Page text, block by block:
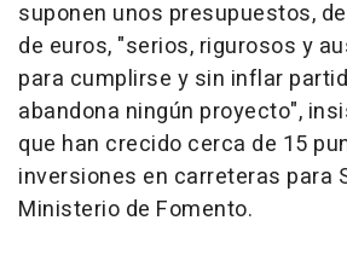
suponen unos presupuestos,
de euros, "serios, rigurosos y
para cumplirse y sin inflar
abandona ningún proyecto",
que han crecido cerca de 15
inversiones en carreteras para
Ministerio de Fomento.